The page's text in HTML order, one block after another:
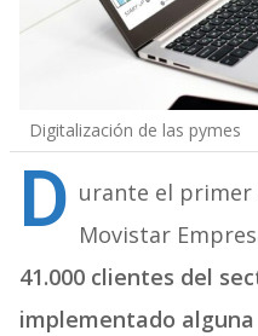
Digitalización de las pymes
D urante el primer
Movistar
41.000 clientes del
implementado